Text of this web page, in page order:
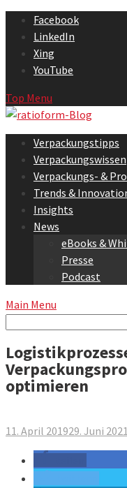
Skip
content
Facebook
LinkedIn
Xing
YouTube
Top Menu
Verpackungstipps
Verpackungswissen
Verpackungs- &
Trends &
Insights
News
eBooks &
Presse
Podcast
Main Menu
optimieren
11. April 201929. Juni 2021